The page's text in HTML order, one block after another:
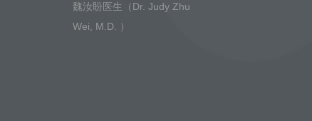
魏汝盼医生（Dr. Judy Zhu
Wei, M.D. ）